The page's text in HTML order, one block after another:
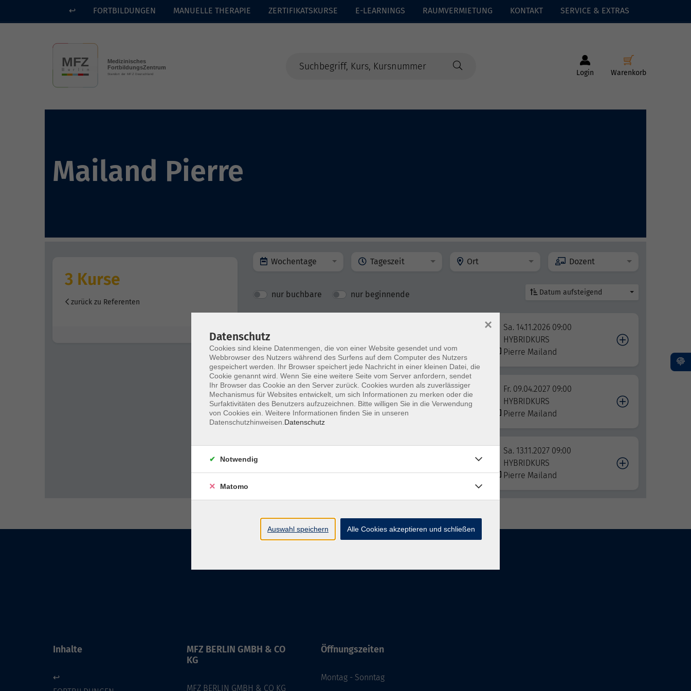
Skip to main content
↩ FORTBILDUNGEN MANUELLE THERAPIE ZERTIFIKATSKURSE E-LEARNINGS RAUMVERMIETUNG KONTAKT SERVICE & EXTRAS
Login Warenkorb
Mailand Pierre
3 Kurse
zurück zu Referenten
Wochentage Tageszeit Ort Dozent
nur buchbare nur beginnende Datum aufsteigend
immobilisieren
Sa. 14.11.2026 09:00
HYBRIDKURS
Pierre Mailand
Ortho-Konzept
Modul 1: Becken-Bein-Region
Fr. 09.04.2027 09:00
HYBRIDKURS
Pierre Mailand
Sa. 13.11.2027 09:00
HYBRIDKURS
Pierre Mailand
Inhalte
↩
MFZ BERLIN GMBH & CO
KG
MFZ BERLIN GMBH & CO KG
Öffnungszeiten
Montag - Sonntag
Datenschutz
Cookies sind kleine Datenmengen, die von einer Website gesendet und vom
Webbrowser des Nutzers während des Surfens auf dem Computer des Nutzers
gespeichert werden. Ihr Browser speichert jede Nachricht in einer kleinen Datei, die
Cookie genannt wird. Wenn Sie eine weitere Seite vom Server anfordern, sendet
Ihr Browser das Cookie an den Server zurück. Cookies wurden als zuverlässiger
Mechanismus für Websites entwickelt, um sich Informationen zu merken oder die
Surfaktivitäten des Benutzers aufzuzeichnen. Bitte willigen Sie in die Verwendung
von Cookies ein. Weitere Informationen finden Sie in unseren
Datenschutzhinweisen. Datenschutz
×
Notwendig
Matomo
Auswahl speichern Alle Cookies akzeptieren und schließen